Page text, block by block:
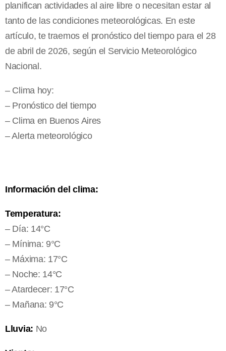
planifican actividades al aire libre o necesitan estar al
tanto de las condiciones meteorológicas. En este
artículo, te traemos el pronóstico del tiempo para el 28
de abril de 2026, según el Servicio Meteorológico
Nacional.
– Clima hoy:
– Pronóstico del tiempo
– Clima en Buenos Aires
– Alerta meteorológico
Información del clima:
Temperatura:
– Día: 14°C
– Mínima: 9°C
– Máxima: 17°C
– Noche: 14°C
– Atardecer: 17°C
– Mañana: 9°C
Lluvia: No